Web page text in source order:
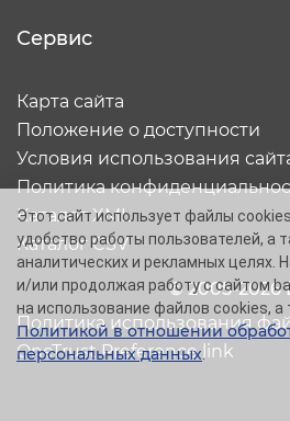
Сервис
© 2005-2026
Карта сайта
Положение о доступности
Условия использования
Политика
Каталог XML
Каталог CSV
Политика использования
OneTrust Preference link
Этот сайт использует файлы
удобство работы пользователей, а
аналитических и рекламных целях.
и/или продолжая работу с сайтом
на использование файлов cookies, а
Политикой в отношении
персональных данных.